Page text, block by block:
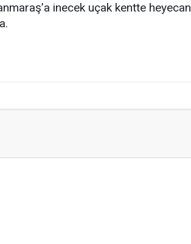
inecek uçak kentte heyecan